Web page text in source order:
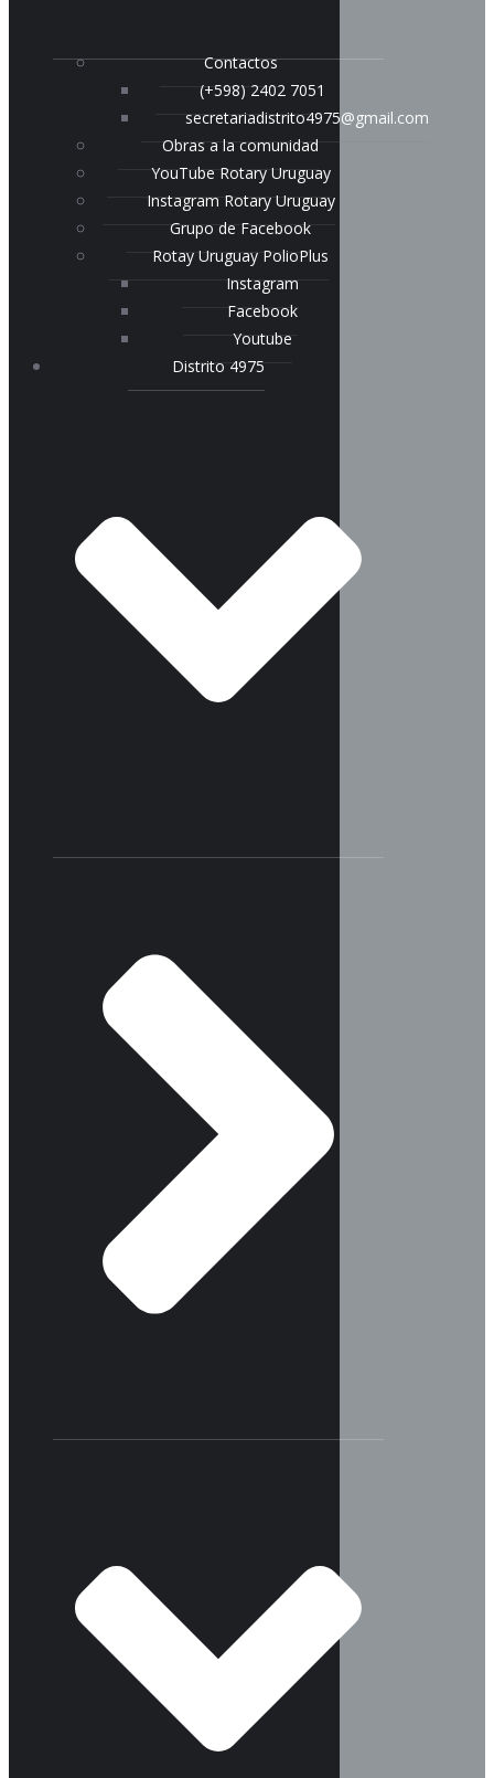
Contactos
(+598) 2402 7051
secretariadistrito4975@gmail.com
Obras a la comunidad
YouTube Rotary Uruguay
Instagram Rotary Uruguay
Grupo de Facebook
Rotay Uruguay PolioPlus
Instagram
Facebook
Youtube
Distrito 4975